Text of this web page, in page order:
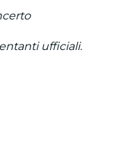
ufficiali.